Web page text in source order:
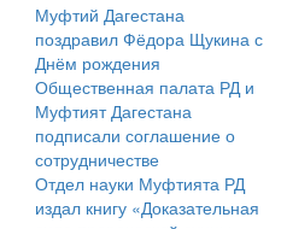
Муфтий Дагестана
поздравил Фёдора Щукина с
Днём рождения
Общественная палата РД и
Муфтият Дагестана
подписали соглашение о
сотрудничестве
Отдел науки Муфтията РД
издал книгу «Доказательная